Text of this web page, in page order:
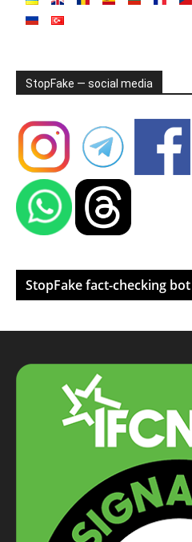
StopFake — social media
StopFake fact-checking bot